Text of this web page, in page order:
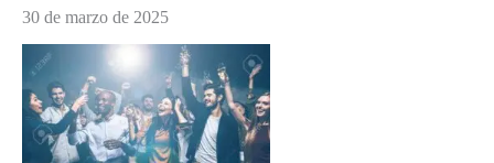
30 de marzo de 2025